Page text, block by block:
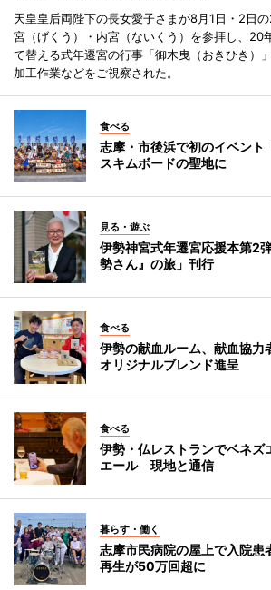
天皇皇后両陛下の長女愛子さまが8月1日・2日
宮（げくう）・内宮（ないくう）を参拝し、20
て替える式年遷宮の行事「御木曳（おきひき）
加工作業などをご視察された。
食べる
志摩・市後浜で初のイベン
スキムボードの聖地に
見る・遊ぶ
伊勢神宮式年遷宮応援本第2
勢さん』の旅」刊行
食べる
伊勢の献血ルーム、献血協力
オリジナルブレンド進呈
食べる
伊勢・仏レストランでベネズ
エール 現地と通信
暮らす・働く
志摩市民病院の屋上で入院
再生が50万回超に